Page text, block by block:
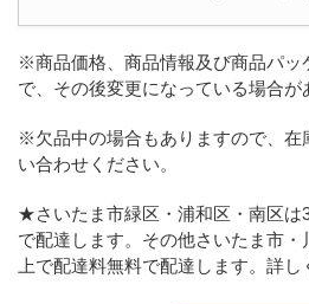
※商品価格、商品情報及び商品パッ
で、その後変更になっている場合が
※欠品中の場合もありますので、在
い合わせください。
★さいたま市緑区・浦和区・南区は
で配達します。その他さいたま市・
上で配達料無料で配達します。詳し